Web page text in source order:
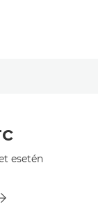
esetén